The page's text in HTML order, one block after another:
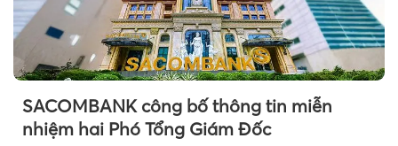
SACOMBANK công bố thông tin miễn
nhiệm hai Phó Tổng Giám Đốc